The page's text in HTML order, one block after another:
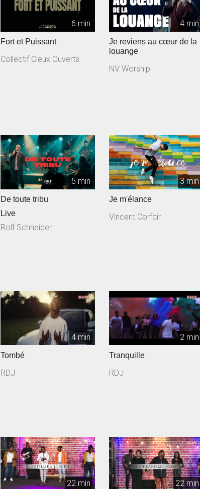
6 min
Fort et Puissant
Collectif Cieux Ouverts
4 min
Je reviens au cœur de la
louange
NV Worship
5 min
De toute tribu
Live
Rolf Schneider
3 min
Je m'élance
Vincent Corfdir
4 min
Tombé
RDJ
2 min
Tranquille
RDJ
22 min 22 min